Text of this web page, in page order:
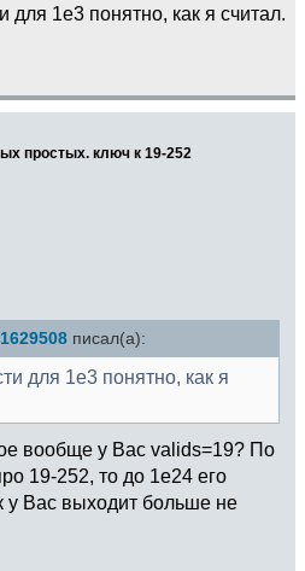
для 1е3 понятно, как я считал.
простых. ключ к 19-252
писал(а):
для 1е3 понятно, как я
вообще у Вас valids=19? По
19-252, то до 1e24 его
у Вас выходит больше не